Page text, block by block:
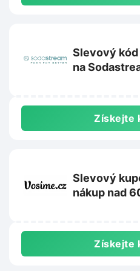
Slevový kód
na
Získejte
Slevový
nákup nad
Získejte